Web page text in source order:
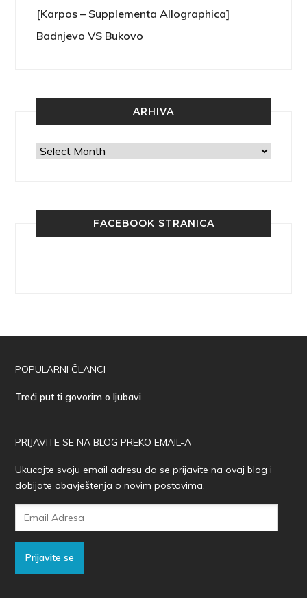
[Karpos – Supplementa Allographica]
Badnjevo VS Bukovo
ARHIVA
Arhiva
FACEBOOK STRANICA
POPULARNI ČLANCI
Treći put ti govorim o ljubavi
PRIJAVITE SE NA BLOG PREKO EMAIL-A
Ukucajte svoju email adresu da se prijavite na ovaj blog i
dobijate obavještenja o novim postovima.
Prijavite se